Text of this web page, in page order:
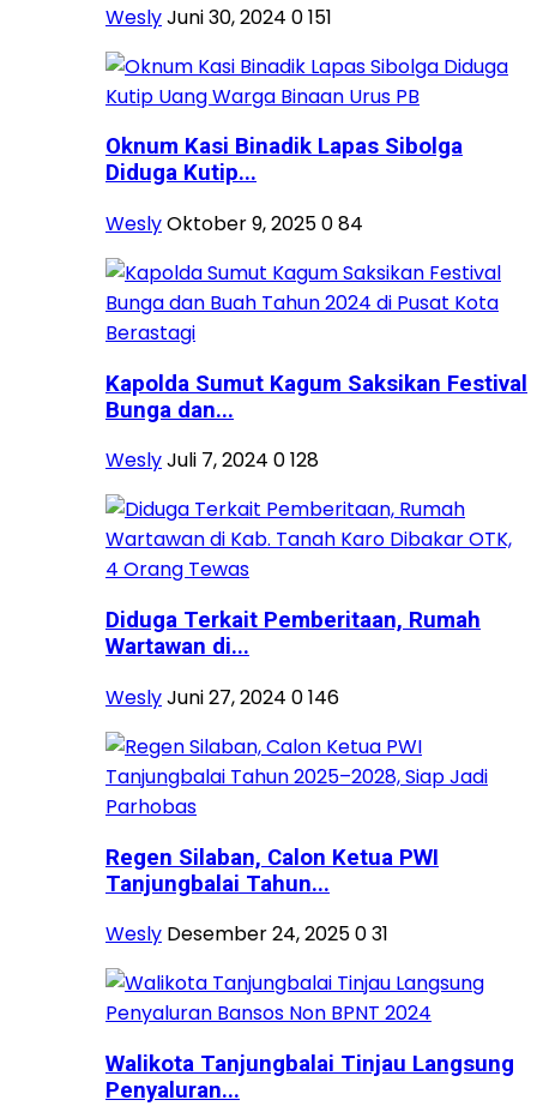
WeslyJuni 30, 2024 0151
Oknum Kasi Binadik Lapas Sibolga
Diduga Kutip...
WeslyOktober 9, 2025084
Kapolda Sumut Kagum Saksikan Festival
Bunga dan...
WeslyJuli 7, 2024 0128
Diduga Terkait Pemberitaan, Rumah
Wartawan di...
WeslyJuni 27, 2024 0146
Regen Silaban, Calon Ketua PWI
Tanjungbalai Tahun...
Wesly Desember 24, 2025031
Walikota Tanjungbalai Tinjau Langsung
Penyaluran...